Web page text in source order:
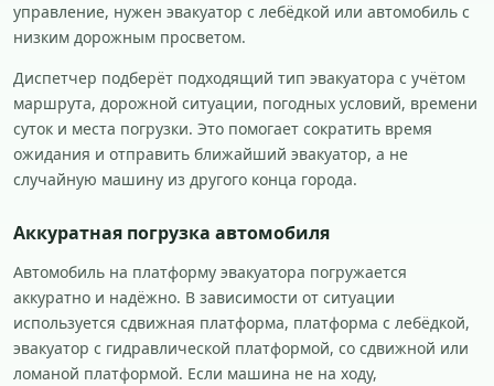
управление, нужен эвакуатор с лебёдкой или автомобиль с
низким дорожным просветом.
Диспетчер подберёт подходящий тип эвакуатора с учётом
маршрута, дорожной ситуации, погодных условий, времени
суток и места погрузки. Это помогает сократить время
ожидания и отправить ближайший эвакуатор, а не
случайную машину из другого конца города.
Аккуратная погрузка автомобиля
Автомобиль на платформу эвакуатора погружается
аккуратно и надёжно. В зависимости от ситуации
используется сдвижная платформа, платформа с лебёдкой,
эвакуатор с гидравлической платформой, со сдвижной или
ломаной платформой. Если машина не на ходу,